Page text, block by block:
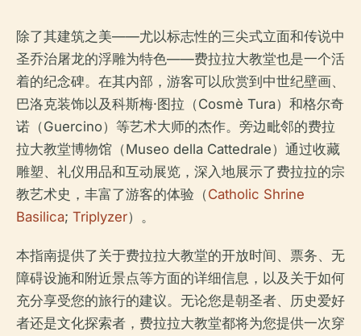
除了其建筑之美——尤以标志性的三尖式立面和传说中
圣乔治屠龙的浮雕为特色——费拉拉大教堂也是一个活
着的纪念碑。在其内部，游客可以欣赏到中世纪壁画、
巴洛克装饰以及科斯梅·图拉（Cosmè Tura）和格尔奇
诺（Guercino）等艺术大师的杰作。旁边毗邻的费拉
拉大教堂博物馆（Museo della Cattedrale）通过收藏
雕塑、礼仪用品和互动展览，深入地展示了费拉拉的宗
教艺术史，丰富了游客的体验（Catholic Shrine
Basilica; Triplyzer）。
本指南提供了关于费拉拉大教堂的开放时间、票务、无
障碍设施和附近景点等方面的详细信息，以及关于如何
充分享受您的旅行的建议。无论您是朝圣者、历史爱好
者还是文化探索者，费拉拉大教堂都将为您提供一次穿